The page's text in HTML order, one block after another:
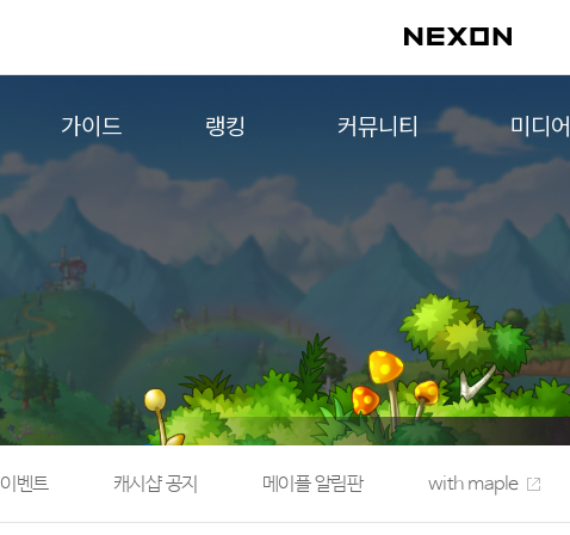
가이드
게임정보
직업소개
확률형 아이템
NEXON NOW
랭킹
컨텐츠 랭킹
커뮤니티
자유게시판
메이플 아트
메이플스토리 파트너스
AI Style Finder
미니게임
커뮤니티 아카이브
미디어
영상
이벤트 캐시샵 공지 메이플 알림판 with maple